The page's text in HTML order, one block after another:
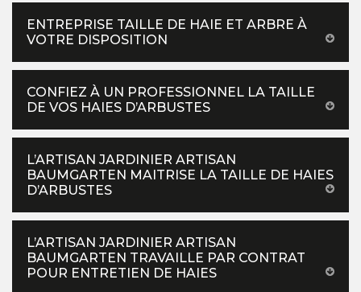
ENTREPRISE TAILLE DE HAIE ET ARBRE À
VOTRE DISPOSITION
CONFIEZ À UN PROFESSIONNEL LA TAILLE
DE VOS HAIES D’ARBUSTES
L’ARTISAN JARDINIER ARTISAN
BAUMGARTEN MAITRISE LA TAILLE DE HAIES
D’ARBUSTES
L’ARTISAN JARDINIER ARTISAN
BAUMGARTEN TRAVAILLE PAR CONTRAT
POUR ENTRETIEN DE HAIES